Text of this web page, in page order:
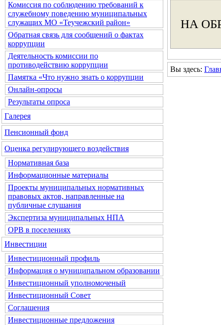
Комиссия по соблюдению требований к
служебному поведению муниципальных
служащих МО «Теучежский район»
Обратная связь для сообщений о фактах
коррупции
Деятельность комиссии по
противодействию коррупции
Памятка «Что нужно знать о коррупции
Онлайн-опросы
Результаты опроса
Галерея
Пенсионный фонд
Оценка регулирующего воздействия
Нормативная база
Информационные материалы
Проекты муниципальных нормативных
правовых актов, направленные на
публичные слушания
Экспертиза муниципальных НПА
ОРВ в поселениях
Инвестиции
Инвестиционный профиль
Информация о муниципальном образовании
Инвестиционный уполномоченый
Инвестиционный Совет
Соглашения
Инвестиционные предложения
НА
Вы здесь: